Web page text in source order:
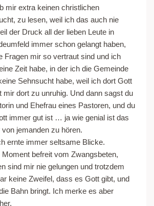
mir extra keinen christlichen
zu lesen, weil ich das auch nie
der Druck all der lieben Leute in
immer schon gelangt haben,
Fragen mir so vertraut sind und ich
Zeit habe, in der ich die Gemeinde
Sehnsucht habe, weil ich dort Gott
mir dort zu unruhig. Und dann sagst du
und Ehefrau eines Pastoren, und du
immer gut ist … ja wie genial ist das
jemanden zu hören.
ernte immer seltsame Blicke.
befreit vom Zwangsbeten,
sind mir nie gelungen und trotzdem
keine Zweifel, dass es Gott gibt, und
Bahn bringt. Ich merke es aber